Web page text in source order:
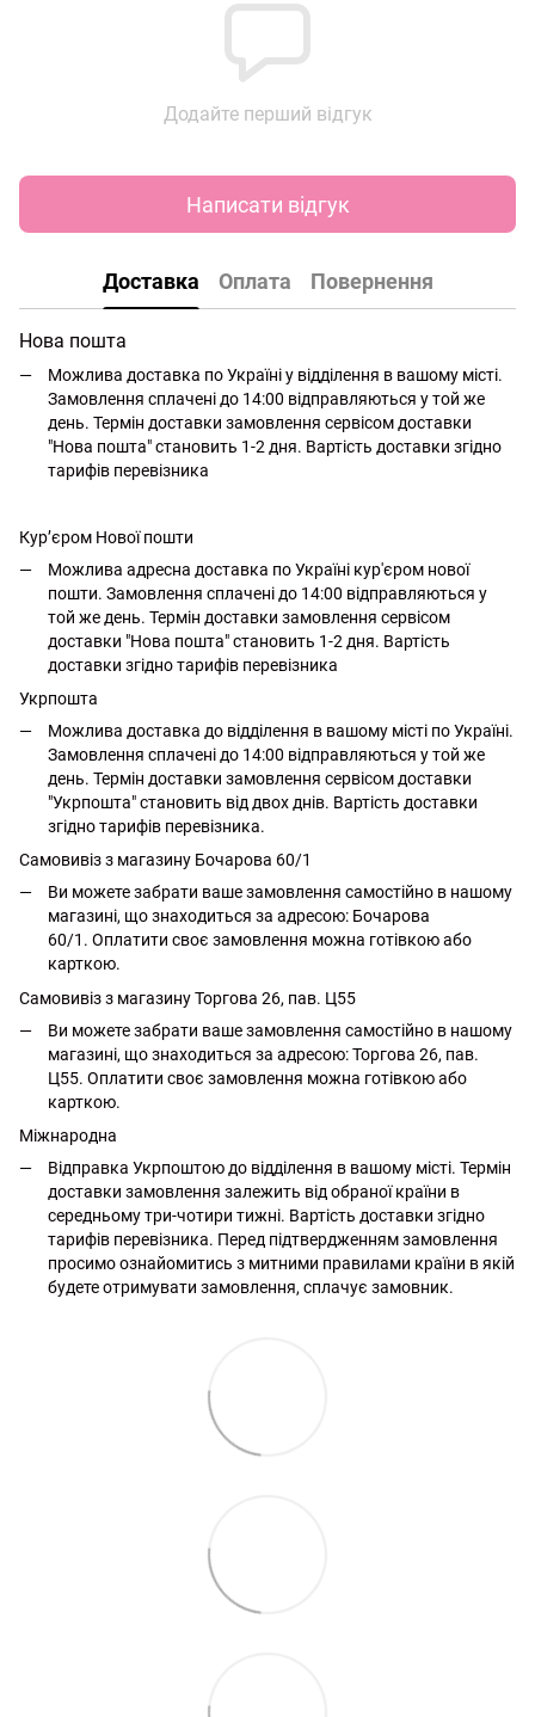
Додайте перший відгук
Написати відгук
Доставка Оплата Повернення
Нова пошта
Можлива доставка по Україні у відділення в вашому місті.
Замовлення сплачені до 14:00 відправляються у той же
день. Термін доставки замовлення сервісом доставки
"Нова пошта" становить 1-2 дня. Вартість доставки згідно
тарифів перевізника
Кур’єром Нової пошти
Можлива адресна доставка по Україні кур'єром нової
пошти. Замовлення сплачені до 14:00 відправляються у
той же день. Термін доставки замовлення сервісом
доставки "Нова пошта" становить 1-2 дня. Вартість
доставки згідно тарифів перевізника
Укрпошта
Можлива доставка до відділення в вашому місті по Україні.
Замовлення сплачені до 14:00 відправляються у той же
день. Термін доставки замовлення сервісом доставки
"Укрпошта" становить від двох днів. Вартість доставки
згідно тарифів перевізника.
Самовивіз з магазину Бочарова 60/1
Ви можете забрати ваше замовлення самостійно в нашому
магазині, що знаходиться за адресою: Бочарова
60/1. Оплатити своє замовлення можна готівкою або
карткою.
Самовивіз з магазину Торгова 26, пав. Ц55
Ви можете забрати ваше замовлення самостійно в нашому
магазині, що знаходиться за адресою: Торгова 26, пав.
Ц55. Оплатити своє замовлення можна готівкою або
карткою.
Міжнародна
Відправка Укрпоштою до відділення в вашому місті. Термін
доставки замовлення залежить від обраної країни в
середньому три-чотири тижні. Вартість доставки згідно
тарифів перевізника. Перед підтвердженням замовлення
просимо ознайомитись з митними правилами країни в якій
будете отримувати замовлення, сплачує замовник.